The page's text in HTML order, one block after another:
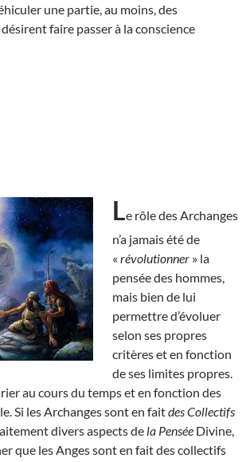
une partie, au moins, des
faire passer à la conscience
Le rôle des Archanges
n’a jamais été de
« révolutionner » la
pensée des hommes,
mais bien de lui
permettre d’évoluer
selon ses propres
critères et en fonction
de ses limites propres.
au cours du temps et en fonction des
Si les Archanges sont en faitdes Collectifs
divers aspects de la Pensée Divine,
que les Anges sont en fait des collectifs